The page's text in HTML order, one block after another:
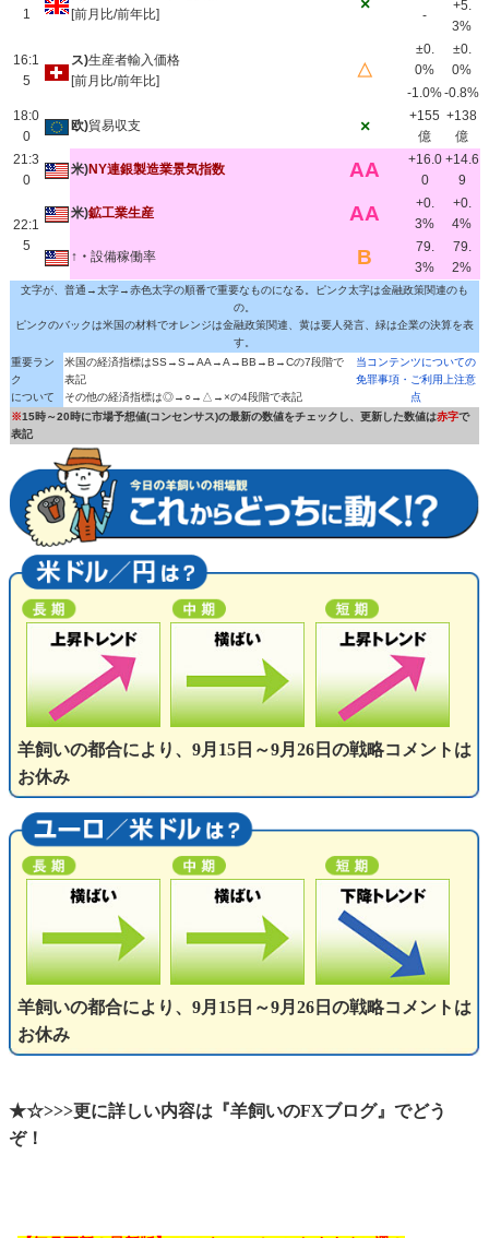
1
[前月比/前年比]
×
-
+5.
3%
16:1
5
ス)生産者輸入価格
[前月比/前年比]
△
±0.
0%
±0.
0%
-1.0%-0.8%
18:0
0
欧)貿易収支 ×
+155
億
+138
億
21:3
0
米)NY連銀製造業景気指数 AA
+16.0
0
+14.6
9
22:1
5
米)鉱工業生産 AA
+0.
3%
+0.
4%
↑・ 設備稼働率 B
79.
3%
79.
2%
文字が、普通→太字→赤色太字の順番で重要なものになる。ピンク太字は金融政策関連のも
の。
ピンクのバックは米国の材料でオレンジは金融政策関連、黄は要人発言、緑は企業の決算を表
す。
重要ラン
ク
について
米国の経済指標はSS→S→AA→A→BB→B→Cの7段階で
表記
その他の経済指標は◎→○→△→×の4段階で表記
当コンテンツについての
免罪事項・ご利用上注意
点
※15時～20時に市場予想値(コンセンサス)の最新の数値をチェックし、更新した数値は赤字で
表記
羊飼いの都合により、9月15日～9月26日の戦略コメントは
お休み
羊飼いの都合により、9月15日～9月26日の戦略コメントは
お休み
★☆>>>更に詳しい内容は『羊飼いのFXブログ』でどう
ぞ！